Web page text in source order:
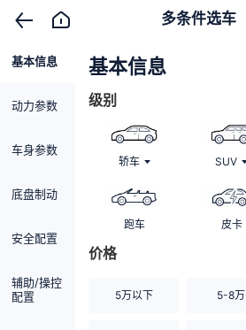
多条件选车
基本信息
动力参数
车身参数
底盘制动
安全配置
辅助/操控
配置
基本信息
级别
轿车 SUV
跑车 皮卡
价格
5万以下 5-8万